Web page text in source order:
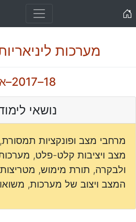
מערכות
18–2017–א
נושאי
מרחבי מצב ופונקציות
מצב ויציבות קלט-פלט,
ולבקרה, תורת מימוש,
המצב ויצוב של מערכות,